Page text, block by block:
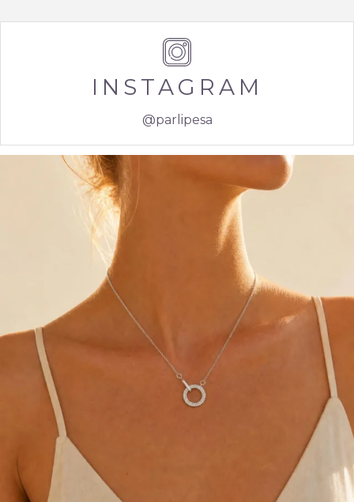
INSTAGRAM
@parlipesa